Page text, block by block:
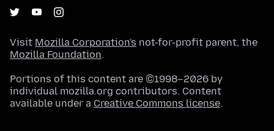
Visit Mozilla Corporation's not-for-profit parent, the
Mozilla Foundation.
Portions of this content are ©1998–2026 by
individual mozilla.org contributors. Content
available under a Creative Commons license.